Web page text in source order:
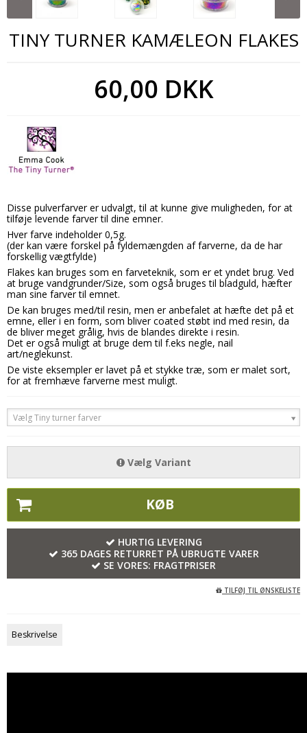
TINY TURNER KAMÆLEON FLAKES
60,00 DKK
Disse pulverfarver er udvalgt, til at kunne give muligheden, for at
tilføje levende farver til dine emner.
Hver farve indeholder 0,5g.
(der kan være forskel på fyldemængden af farverne, da de har
forskellig vægtfylde)
Flakes kan bruges som en farveteknik, som er et yndet brug. Ved
at bruge vandgrunder/Size, som også bruges til bladguld, hæfter
man sine farver til emnet.
De kan bruges med/til resin, men er anbefalet at hæfte det på et
emne, eller i en form, som bliver coated støbt ind med resin, da
de bliver meget grålig, hvis de blandes direkte i resin.
Det er også muligt at bruge dem til f.eks negle, nail
art/neglekunst.
De viste eksempler er lavet på et stykke træ, som er malet sort,
for at fremhæve farverne mest muligt.
Vælg Tiny turner farver
Vælg Variant
KØB
HURTIG LEVERING
365 DAGES RETURRET PÅ UBRUGTE VARER
SE VORES: FRAGTPRISER
TILFØJ TIL ØNSKELISTE
Beskrivelse